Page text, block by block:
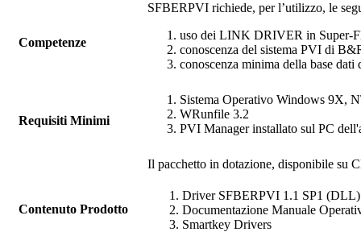
Competenze
SFBERPVI richiede, per l’utilizzo, le
uso dei LINK DRIVER in Super-
conoscenza del sistema PVI di
conoscenza minima della base dati
Requisiti Minimi
Sistema Operativo Windows 9X,
WRunfile 3.2
PVI Manager installato sul PC
Contenuto Prodotto
Il pacchetto in dotazione, disponibile su
Driver SFBERPVI 1.1 SP1 (DLL)
Documentazione Manuale
Smartkey Drivers